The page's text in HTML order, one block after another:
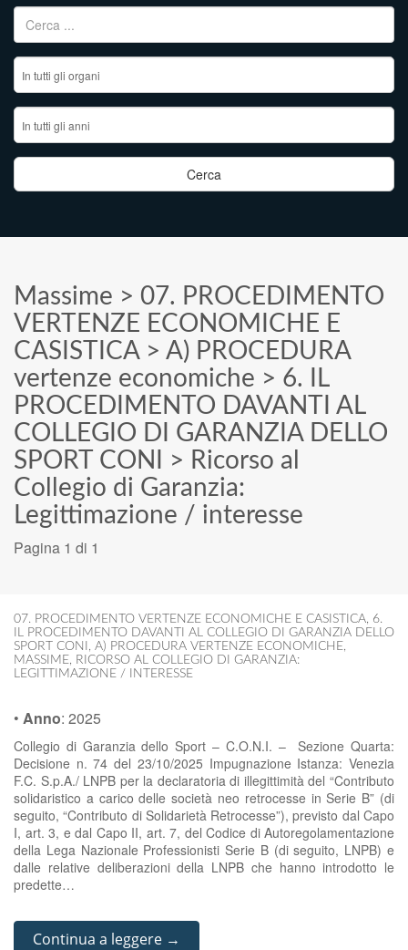
Ricerca per:
Massime > 07. PROCEDIMENTO
VERTENZE ECONOMICHE E
CASISTICA> A) PROCEDURA
vertenze economiche > 6. IL
PROCEDIMENTO DAVANTI AL
COLLEGIO DI GARANZIA DELLO
SPORT CONI
> Ricorso al
Collegio di Garanzia:
Legittimazione / interesse
Pagina 1 di 1
07. PROCEDIMENTO VERTENZE ECONOMICHE E CASISTICA, 6.
IL PROCEDIMENTO DAVANTI AL COLLEGIO DI GARANZIA DELLO
SPORT CONI , A) PROCEDURA VERTENZE ECONOMICHE,
MASSIME, RICORSO AL COLLEGIO DI GARANZIA:
LEGITTIMAZIONE / INTERESSE
• Anno: 2025
Collegio di Garanzia dello Sport – C.O.N.I. – Sezione Quarta:
Decisione n. 74 del 23/10/2025 Impugnazione Istanza: Venezia
F.C. S.p.A./ LNPB per la declaratoria di illegittimità del “Contributo
solidaristico a carico delle società neo retrocesse in Serie B” (di
seguito, “Contributo di Solidarietà Retrocesse”), previsto dal Capo
I, art. 3, e dal Capo II, art. 7, del Codice di Autoregolamentazione
della Lega Nazionale Professionisti Serie B (di seguito, LNPB) e
dalle relative deliberazioni della LNPB che hanno introdotto le
predette…
Continua a leggere →